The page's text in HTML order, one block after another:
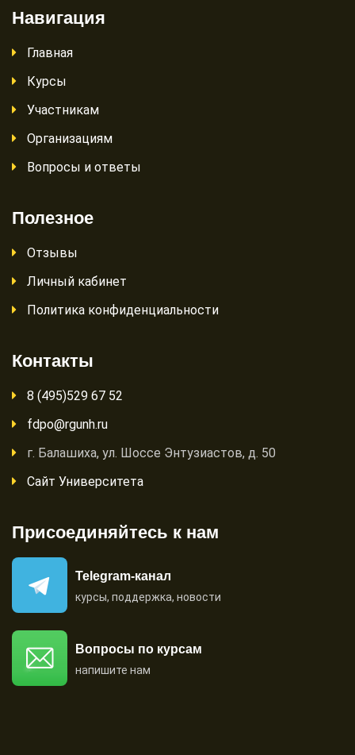
Навигация
Главная
Курсы
Участникам
Организациям
Вопросы и ответы
Полезное
Отзывы
Личный кабинет
Политика конфиденциальности
Контакты
8 (495)529 67 52
fdpo@rgunh.ru
г. Балашиха, ул. Шоссе Энтузиастов, д. 50
Сайт Университета
Присоединяйтесь к нам
Telegram-канал
курсы, поддержка, новости
Вопросы по курсам
напишите нам